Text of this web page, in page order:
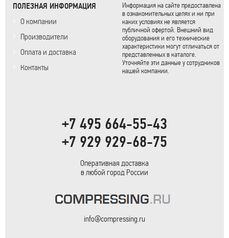
ПОЛЕЗНАЯ ИНФОРМАЦИЯ
О компании
Производители
Оплата и доставка
Контакты
Информация на сайте предоставлена
в ознакомительных целях и ни при
каких условиях не является
публичной офертой. Внешний вид
оборудования и его технические
характеристики могут отличаться от
представленных в каталоге.
Уточняйте эти данные у сотрудников
нашей компании.
+7 495 664-55-43
+7 929 929-68-75
Оперативная доставка
в любой город России
info@compressing.ru